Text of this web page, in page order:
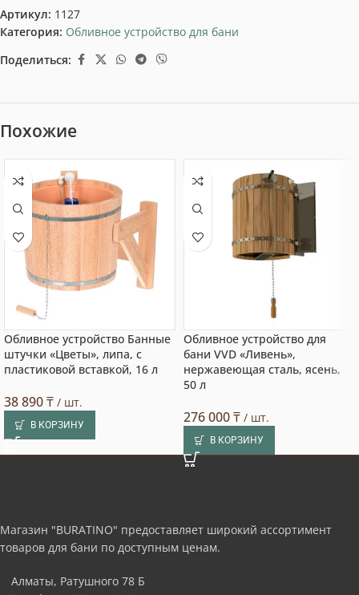
Артикул: 1127
Категория: Обливное устройство для бани
Поделиться:
Похожие
Обливное устройство Банные
штучки «Цветы», липа, с
пластиковой вставкой, 16 л
38 890₸ / шт.
В КОРЗИНУ
Обливное устройство для
бани VVD «Ливень»,
нержавеющая сталь, ясень,
50 л
276 000₸ / шт.
В КОРЗИНУ
Магазин "BURATINO" предоставляет широкий ассортимент
товаров для бани по доступным ценам.
Алматы, Ратушного 78 Б